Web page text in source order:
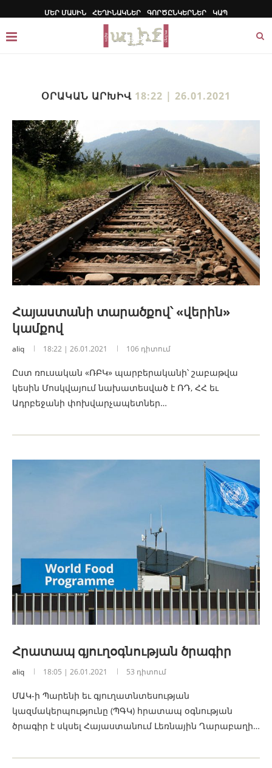
ՄԵՐ ՄԱՍԻՆ ՀԵՂԻՆԱԿՆԵՐ ԳՈՐԾԸՆԿԵՐՆԵՐ ԿԱՊ
ՕՐԱԿԱՆ ԱՐԽԻՎ 18:22 | 26.01.2021
Հայաստանի տարածքով՝ «վերին»
կամքով
aliq 18:22 | 26.01.2021 106 դիտում
Ըստ ռուսական «ՌԲԿ» պարբերականի՝ շաբաթվա
կեսին Մոսկվայում նախատեսված է ՌԴ, ՀՀ եւ
Ադրբեջանի փոխվարչապետներ…
Հրատապ գյուղօգնության ծրագիր
aliq 18:05 | 26.01.2021 53 դիտում
ՄԱԿ-ի Պարենի եւ գյուղատնտեսության
կազմակերպությունը (ՊԳԿ) հրատապ օգնության
ծրագիր է սկսել Հայաստանում Լեռնային Ղարաբաղի…